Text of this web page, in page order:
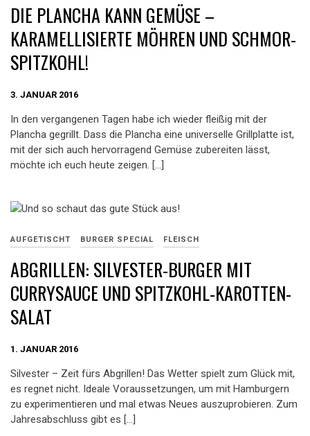
DIE PLANCHA KANN GEMÜSE –
KARAMELLISIERTE MÖHREN UND SCHMOR-
SPITZKOHL!
3. JANUAR 2016
In den vergangenen Tagen habe ich wieder fleißig mit der
Plancha gegrillt. Dass die Plancha eine universelle Grillplatte ist,
mit der sich auch hervorragend Gemüse zubereiten lässt,
möchte ich euch heute zeigen. […]
AUFGETISCHT BURGER SPECIAL FLEISCH
ABGRILLEN: SILVESTER-BURGER MIT
CURRYSAUCE UND SPITZKOHL-KAROTTEN-
SALAT
1. JANUAR 2016
Silvester – Zeit fürs Abgrillen! Das Wetter spielt zum Glück mit,
es regnet nicht. Ideale Voraussetzungen, um mit Hamburgern
zu experimentieren und mal etwas Neues auszuprobieren. Zum
Jahresabschluss gibt es […]